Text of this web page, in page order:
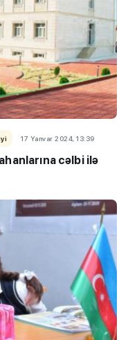
17 Yanvar 2024, 13:39
cəlbi ilə